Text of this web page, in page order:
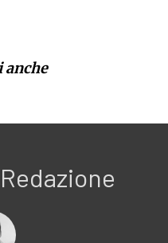
anche